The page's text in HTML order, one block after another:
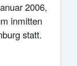
2006,
inmitten
statt.